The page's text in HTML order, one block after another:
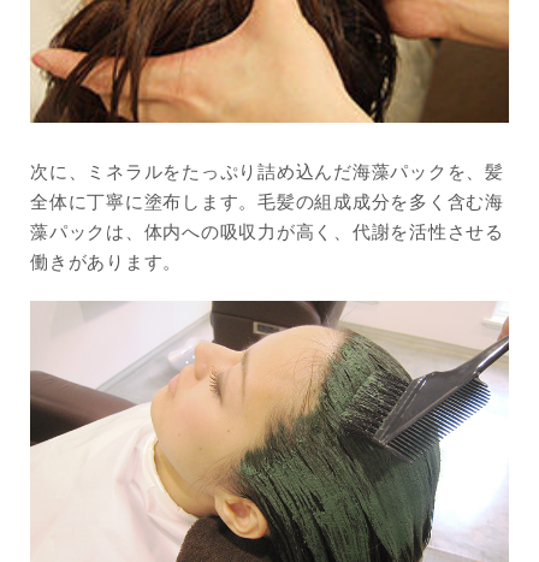
次に、ミネラルをたっぷり詰め込んだ海藻パックを、髪
全体に丁寧に塗布します。毛髪の組成成分を多く含む海
藻パックは、体内への吸収力が高く、代謝を活性させる
働きがあります。